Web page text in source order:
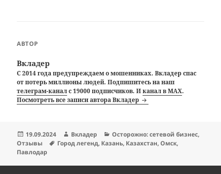
АВТОР
Вкладер
С 2014 года предупреждаем о мошенниках. Вкладер спас
от потерь миллионы людей. Подпишитесь на наш
телеграм-каналс 19000 подписчиков. Иканал в MAX.
Посмотреть все записи автора Вкладер
Опубликовано
19.09.2024 Автор
Вкладер Рубрики
Осторожно: сетевой бизнес,
Отзывы
Метки
Город легенд, Казань, Казахстан,Омск,
Павлодар